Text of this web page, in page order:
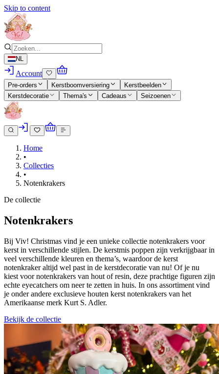
Skip to content
NL
Account
Pre-orders Kerstboomversiering
Kerstbeelden
Kerstdecoratie
Thema's Cadeaus Seizoenen
Home
•
Collecties
•
Notenkrakers
De collectie
Notenkrakers
Bij Viv! Christmas vind je een unieke collectie notenkrakers voor
kerst in verschillende stijlen. De kerstmis poppen zijn verkrijgbaar in
veel verschillende kleuren en thema’s, waardoor de kerst
notenkraker altijd wel past in de kerstdecoratie van nu! Of je nu
kiest voor notenkrakers van hout of resin, deze prachtige figuren zijn
echte eyecatchers om neer te zetten in huis. In ons assortiment vind
je onder andere exclusieve houten kerst notenkrakers van het
Amerikaanse merk Kurt S. Adler.
Bekijk de collectie